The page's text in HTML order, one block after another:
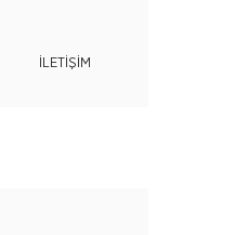
İLETİŞİM